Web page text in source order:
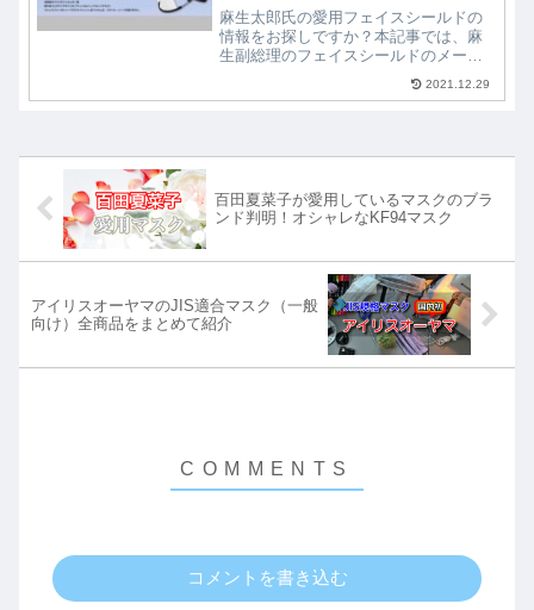
てみた
麻生太郎氏の愛用フェイスシールドの
情報をお探しですか？本記事では、麻
生副総理のフェイスシールドのメーカ
ー、製品情報、価格、購入方法を調
査。麻生太郎大臣の自慢のマウスシー
2021.12.29
百田夏菜子が愛用しているマスクのブラ
ンド判明！オシャレなKF94マスク
アイリスオーヤマのJIS適合マスク（一般
向け）全商品をまとめて紹介
コメントを書き込む